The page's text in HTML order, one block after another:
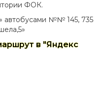
ФОК.
автобусами №№ 145, 735
в "Яндекс